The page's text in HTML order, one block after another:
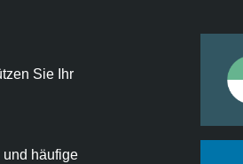
Sie Ihr
und häufige